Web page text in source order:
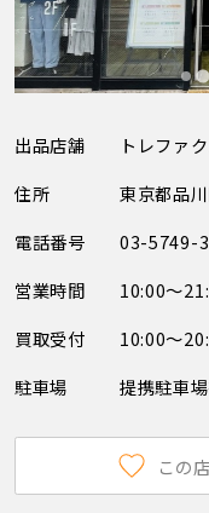
出品店舗
トレファ
住所
東京都品
電話番号
03-5749-
営業時間
10:00～
買取受付
10:00～
駐車場
提携駐車
この